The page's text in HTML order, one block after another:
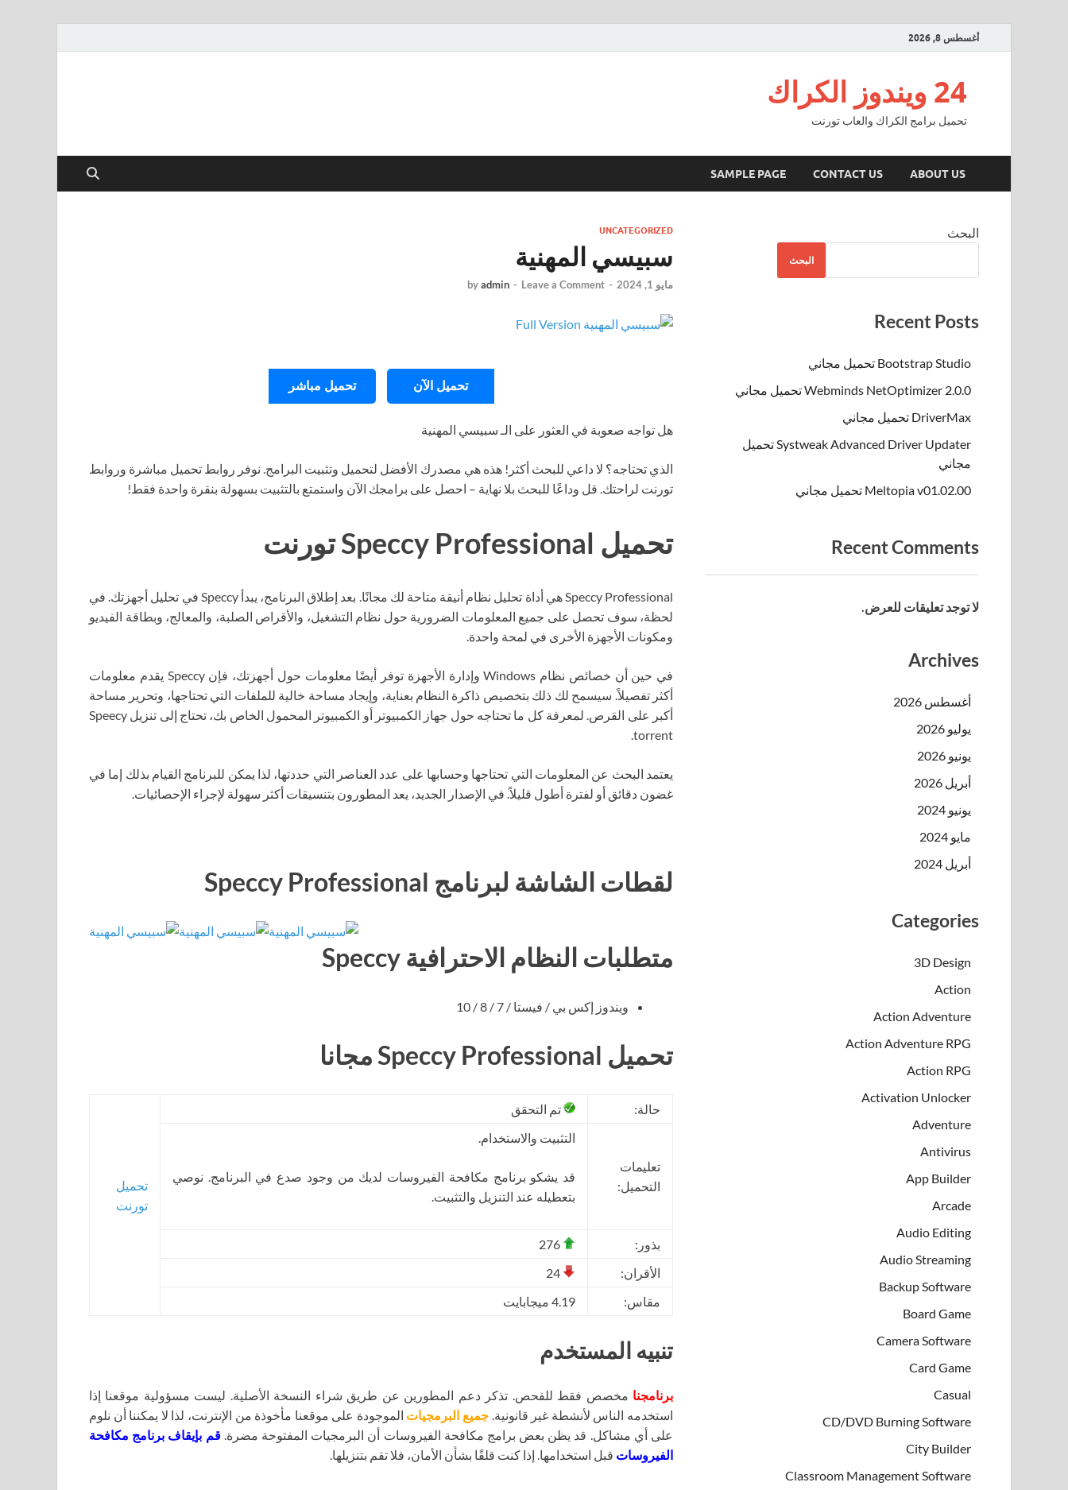
أغسطس 8, 2026
24 ويندوز الكراك
تحميل برامج الكراك والعاب تورنت
ABOUT US
CONTACT US
SAMPLE PAGE
UNCATEGORIZED
سبيسي المهنية
مايو 1, 2024 -
byadmin - Leave a Comment
تحميل الآن تحميل مباشر
هل تواجه صعوبة في العثور على الـ سبيسي المهنية
الذي تحتاجه؟ لا داعي للبحث أكثر! هذه هي مصدرك الأفضل لتحميل وتثبيت البرامج. نوفر روابط تحميل مباشرة وروابط
تورنت لراحتك. قل وداعًا للبحث بلا نهاية – احصل على برامجك الآن واستمتع بالتثبيت بسهولة بنقرة واحدة فقط!
تحميل Speccy Professional تورنت
Speccy Professional هي أداة تحليل نظام أنيقة متاحة لك مجانًا. بعد إطلاق البرنامج، يبدأ Speccy في تحليل أجهزتك. في
لحظة، سوف تحصل على جميع المعلومات الضرورية حول نظام التشغيل، والأقراص الصلبة، والمعالج، وبطاقة الفيديو
ومكونات الأجهزة الأخرى في لمحة واحدة.
في حين أن خصائص نظام Windows وإدارة الأجهزة توفر أيضًا معلومات حول أجهزتك، فإن Speccy يقدم معلومات
أكثر تفصيلاً. سيسمح لك ذلك بتخصيص ذاكرة النظام بعناية، وإيجاد مساحة خالية للملفات التي تحتاجها، وتحرير مساحة
أكبر على القرص. لمعرفة كل ما تحتاجه حول جهاز الكمبيوتر أو الكمبيوتر المحمول الخاص بك، تحتاج إلى تنزيل Speecy
torrent.
يعتمد البحث عن المعلومات التي تحتاجها وحسابها على عدد العناصر التي حددتها، لذا يمكن للبرنامج القيام بذلك إما في
غضون دقائق أو لفترة أطول قليلاً. في الإصدار الجديد، يعد المطورون بتنسيقات أكثر سهولة لإجراء الإحصائيات.
لقطات الشاشة لبرنامج Speccy Professional
متطلبات النظام الاحترافية Speccy
ويندوز إكس بي / فيستا / 7 / 8 / 10
تحميل Speccy Professional مجانا
حالة: تم التحقق
تحميل
تورنت
تعليمات
التحميل:
التثبيت والاستخدام.
قد يشكو برنامج مكافحة الفيروسات لديك من وجود صدع في البرنامج. نوصي
بتعطيله عند التنزيل والتثبيت.
بذور:
الأقران:
مقاس:
4.19 ميجابايت
تنبيه المستخدم
برنامجنا مخصص فقط للفحص. تذكر دعم المطورين عن طريق شراء النسخة الأصلية. ليست مسؤولية موقعنا إذا
استخدمه الناس لأنشطة غير قانونية. جميع البرمجيات الموجودة على موقعنا مأخوذة من الإنترنت، لذا لا يمكننا أن نلوم
على أي مشاكل. قد يظن بعض برامج مكافحة الفيروسات أن البرمجيات المفتوحة مضرة.قم بإيقاف برنامج مكافحة
الفيروسات قبل استخدامها. إذا كنت قلقًا بشأن الأمان، فلا تقم بتنزيلها.
البحث
البحث
Recent Posts
Bootstrap Studio تحميل مجاني
Webminds NetOptimizer 2.0.0 تحميل مجاني
DriverMax تحميل مجاني
Systweak Advanced Driver Updater تحميل
مجاني
Meltopia v01.02.00 تحميل مجاني
Recent Comments
لا توجد تعليقات للعرض.
Archives
أغسطس 2026
يوليو 2026
يونيو 2026
أبريل 2026
يونيو 2024
مايو 2024
أبريل 2024
Categories
3D Design
Action
Action Adventure
Action Adventure RPG
Action RPG
Activation Unlocker
Adventure
Antivirus
App Builder
Arcade
Audio Editing
Audio Streaming
Backup Software
Board Game
Camera Software
Card Game
Casual
CD/DVD Burning Software
City Builder
Classroom Management Software